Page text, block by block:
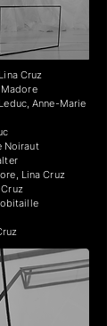
Cruz
Anne-Marie
Noiraut
Lina Cruz